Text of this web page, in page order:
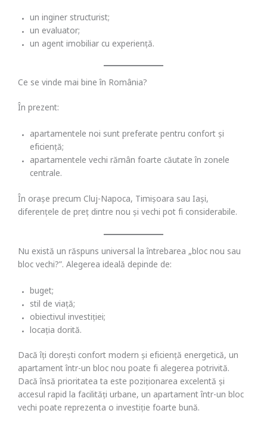
un inginer structurist;
un evaluator;
un agent imobiliar cu experiență.
Ce se vinde mai bine în România?
În prezent:
apartamentele noi sunt preferate pentru confort și
eficiență;
apartamentele vechi rămân foarte căutate în zonele
centrale.
În orașe precum Cluj-Napoca, Timișoara sau Iași,
diferențele de preț dintre nou și vechi pot fi considerabile.
Nu există un răspuns universal la întrebarea „bloc nou sau
bloc vechi?”. Alegerea ideală depinde de:
buget;
stil de viață;
obiectivul investiției;
locația dorită.
Dacă îți dorești confort modern și eficiență energetică, un
apartament într-un bloc nou poate fi alegerea potrivită.
Dacă însă prioritatea ta este poziționarea excelentă și
accesul rapid la facilități urbane, un apartament într-un bloc
vechi poate reprezenta o investiție foarte bună.